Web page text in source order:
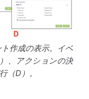
作成の表示。イベ
、アクションの決
（D）。